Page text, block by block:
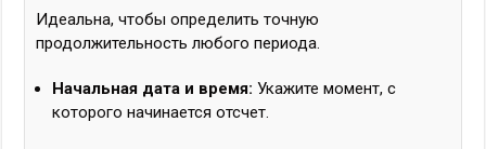
Идеальна, чтобы определить точную
продолжительность любого периода.
Начальная дата и время: Укажите момент, с
которого начинается отсчет.